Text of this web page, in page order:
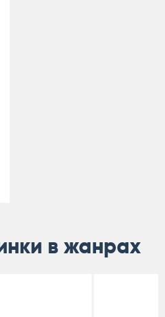
в жанрах